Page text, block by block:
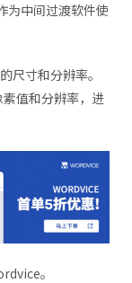
为中间过渡软件使
寸和分辨率。
值和分辨率，进
。